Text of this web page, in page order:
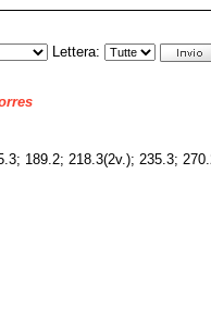
Lettera:
189.2; 218.3(2v.); 235.3;